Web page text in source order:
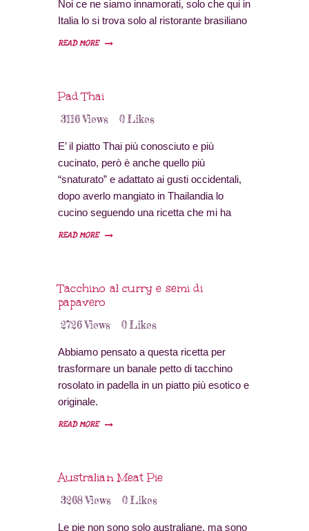
Noi ce ne siamo innamorati, solo che qui in
Italia lo si trova solo al ristorante brasiliano
e noi invece volevamo farlo a casa; non è
però in un negozio di prodotti etnici
abbiamo trovato una scatola di preparato
problemi.
READ MORE
Pad Thai
3116Views 0Likes
E’ il piatto Thai più conosciuto e più
cucinato, però è anche quello più
“snaturato” e adattato ai gusti occidentali,
dopo averlo mangiato in Thailandia lo
cucino seguendo una ricetta che mi ha
dato un cuoco a Bangkok perché mi piace
READ MORE
Tacchino al curry e semi di
papavero
2726Views 0Likes
Abbiamo pensato a questa ricetta per
trasformare un banale petto di tacchino
rosolato in padella in un piatto più esotico e
originale.
READ MORE
Australian Meat Pie
3268Views 0Likes
Le pie non sono solo australiane, ma sono